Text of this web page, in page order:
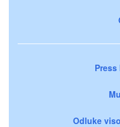
Odluke